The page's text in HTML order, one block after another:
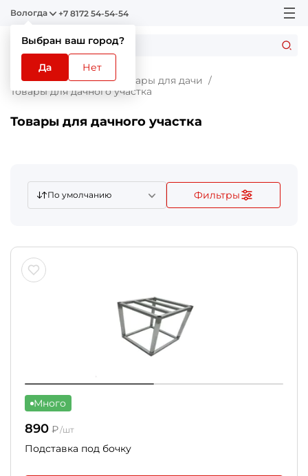
Вологда
Выбран ваш город?
Да Нет
+7 8172 54-54-54
Главная Каталог
Товары для дачи
Товары для дачного участка
Товары для дачного участка
По умолчанию Фильтры
Много
890 ₽/шт
Подставка под бочку